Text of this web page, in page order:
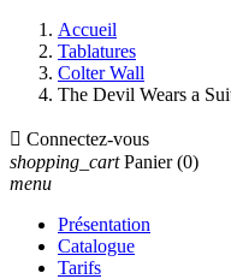
Accueil
Tablatures
Colter Wall
The Devil Wears a
 Connectez-vous
shopping_cart Panier (0)
menu
Présentation
Catalogue
Tarifs